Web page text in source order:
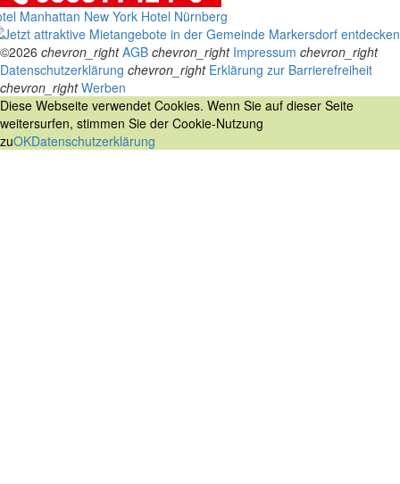
Manhattan New York Hotel Nürnberg
©2026 chevron_right AGB chevron_right Impressum chevron_right
Datenschutzerklärung chevron_right Erklärung zur Barrierefreiheit
chevron_right Werben
Diese Webseite verwendet Cookies. Wenn Sie auf dieser Seite
weitersurfen, stimmen Sie der Cookie-Nutzung
zuOKDatenschutzerklärung